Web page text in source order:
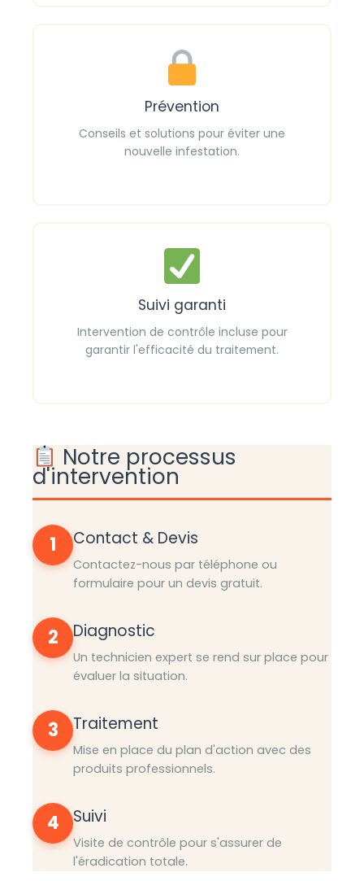
Prévention
Conseils et solutions pour éviter une
nouvelle infestation.
Suivi garanti
Intervention de contrôle incluse pour
garantir l'efficacité du traitement.
Notre processus
d'intervention
1 Contact & Devis
Contactez-nous par téléphone ou
formulaire pour un devis gratuit.
2 Diagnostic
Un technicien expert se rend sur place pour
évaluer la situation.
3 Traitement
Mise en place du plan d'action avec des
produits professionnels.
4 Suivi
Visite de contrôle pour s'assurer de
l'éradication totale.